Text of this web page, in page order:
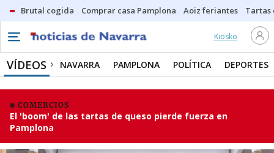
Brutal cogida Comprar casa Pamplona Aoiz feriantes Tartas
Kiosko
VÍDEOS NAVARRA PAMPLONA POLÍTICA DEPORTES
COMERCIOS
El 'boom' de las tartas de queso pierde fuerza en
Pamplona